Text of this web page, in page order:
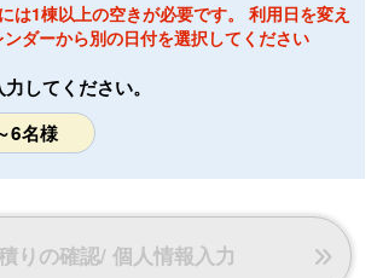
は1棟以上の空きが必要です。 利用日を変え
ダーから別の日付を選択してください
してください。
6名様
りの確認/ 個人情報入力